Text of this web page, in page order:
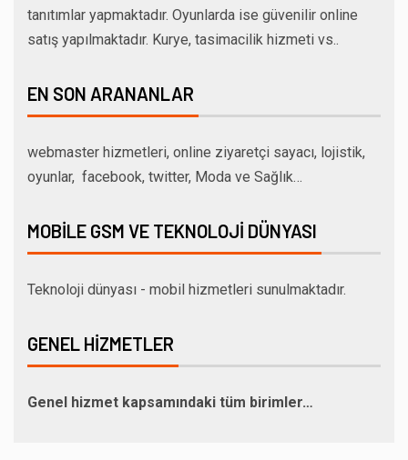
tanıtımlar yapmaktadır. Oyunlarda ise güvenilir online
satış yapılmaktadır. Kurye, tasimacilik hizmeti vs..
EN SON ARANANLAR
webmaster hizmetleri, online ziyaretçi sayacı, lojistik,
oyunlar, facebook, twitter, Moda ve Sağlık…
MOBILE GSM VE TEKNOLOJI DÜNYASI
Teknoloji dünyası - mobil hizmetleri sunulmaktadır.
GENEL HIZMETLER
Genel hizmet kapsamındaki tüm birimler…